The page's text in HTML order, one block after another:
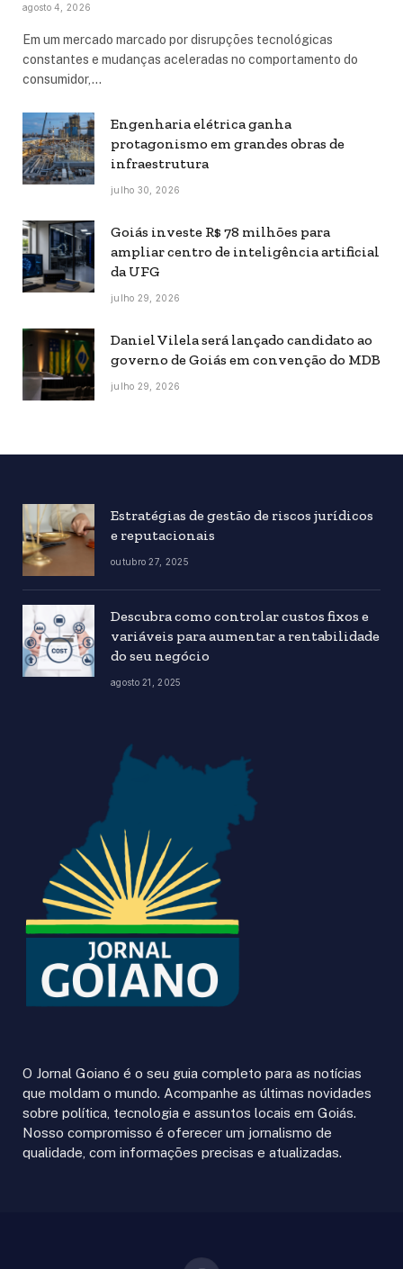
agosto 4, 2026
Em um mercado marcado por disrupções tecnológicas
constantes e mudanças aceleradas no comportamento do
consumidor,…
Engenharia elétrica ganha
protagonismo em grandes obras de
infraestrutura
julho 30, 2026
Goiás investe R$ 78 milhões para
ampliar centro de inteligência artificial
da UFG
julho 29, 2026
Daniel Vilela será lançado candidato ao
governo de Goiás em convenção do MDB
julho 29, 2026
Estratégias de gestão de riscos jurídicos
e reputacionais
outubro 27, 2025
Descubra como controlar custos fixos e
variáveis para aumentar a rentabilidade
do seu negócio
agosto 21, 2025
O Jornal Goiano é o seu guia completo para as notícias
que moldam o mundo. Acompanhe as últimas novidades
sobre política, tecnologia e assuntos locais em Goiás.
Nosso compromisso é oferecer um jornalismo de
qualidade, com informações precisas e atualizadas.